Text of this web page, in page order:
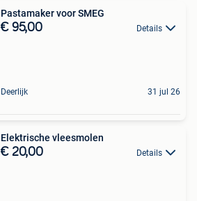
Pastamaker voor SMEG
€ 95,00 Details
Deerlijk 31 jul 26
Elektrische vleesmolen
€ 20,00 Details